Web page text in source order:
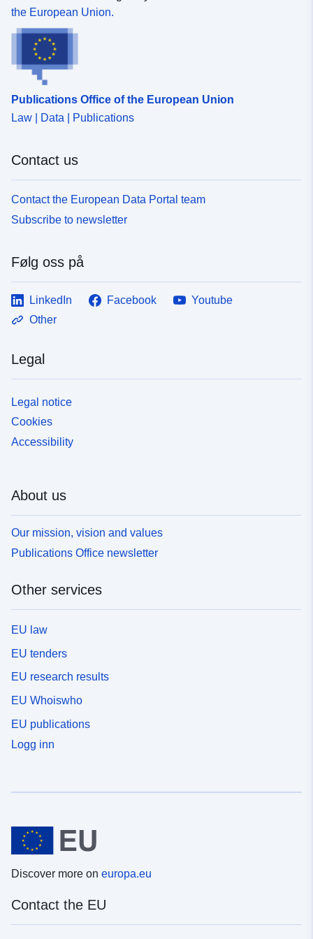
the European Union.
Publications Office of the European Union
Law | Data | Publications
Contact us
Contact the European Data Portal team
Subscribe to newsletter
Følg oss på
LinkedIn Facebook
Youtube
Other
Legal
Legal notice
Cookies
Accessibility
About us
Our mission, vision and values
Publications Office newsletter
Other services
EU law
EU tenders
EU research results
EU Whoiswho
EU publications
Logg inn
Discover more on europa.eu
Contact the EU